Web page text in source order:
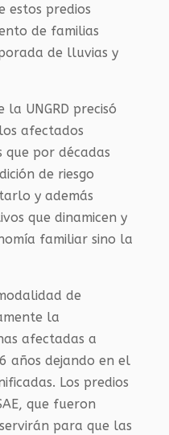
estos predios
de familias
de lluvias y
UNGRD precisó
afectados
por décadas
de riesgo
y además
que dinamicen y
familiar sino la
de
la
afectadas a
años dejando en el
Los predios
que fueron
para que las